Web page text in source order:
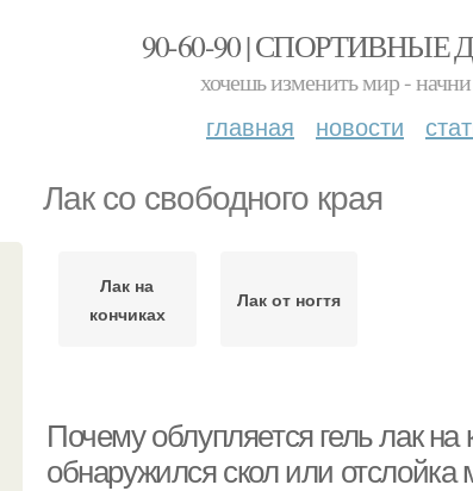
90-60-90 |
хочешь изменить мир - начни
главная новости
Лак со свободного края
Лак на
кончиках
Лак от ногтя
Почему облупляется гель лак на
обнаружился скол или отслойка